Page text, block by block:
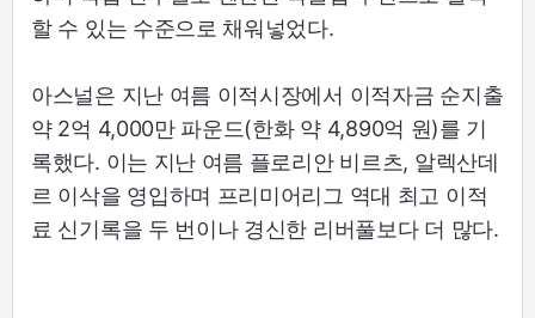
할 수 있는 수준으로 채워넣었다.
아스널은 지난 여름 이적시장에서 이적자금 순지출
약 2억 4,000만 파운드(한화 약 4,890억 원)를 기
록했다. 이는 지난 여름 플로리안 비르츠, 알렉산데
르 이삭을 영입하며 프리미어리그 역대 최고 이적
료 신기록을 두 번이나 경신한 리버풀보다 더 많다.